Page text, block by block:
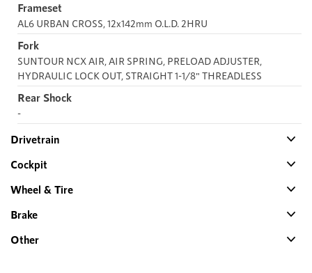
Frameset
AL6 URBAN CROSS, 12x142mm O.L.D. 2HRU
Fork
SUNTOUR NCX AIR, AIR SPRING, PRELOAD ADJUSTER,
HYDRAULIC LOCK OUT, STRAIGHT 1-1/8" THREADLESS
Rear Shock
-
Drivetrain
Cockpit
Wheel & Tire
Brake
Other